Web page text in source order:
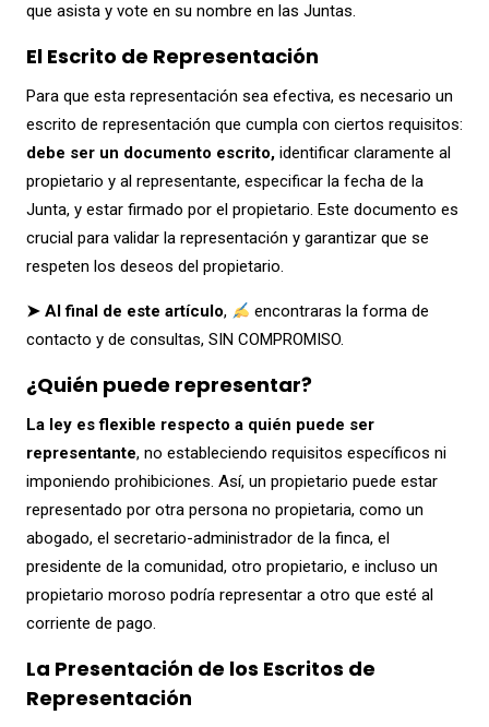
que asista y vote en su nombre en las Juntas.
El Escrito de Representación
Para que esta representación sea efectiva, es necesario un
escrito de representación que cumpla con ciertos requisitos:
debe ser un documento escrito,identificar claramente al
propietario y al representante, especificar la fecha de la
Junta, y estar firmado por el propietario. Este documento es
crucial para validar la representación y garantizar que se
respeten los deseos del propietario.
➤ Al final de este artículo,
encontraras la forma de
contacto y de consultas, SIN COMPROMISO.
¿Quién puede representar?
La ley es flexible respecto a quién puede ser
representante, no estableciendo requisitos específicos ni
imponiendo prohibiciones. Así, un propietario puede estar
representado por otra persona no propietaria, como un
abogado, el secretario-administrador de la finca, el
presidente de la comunidad, otro propietario, e incluso un
propietario moroso podría representar a otro que esté al
corriente de pago.
La Presentación de los Escritos de
Representación